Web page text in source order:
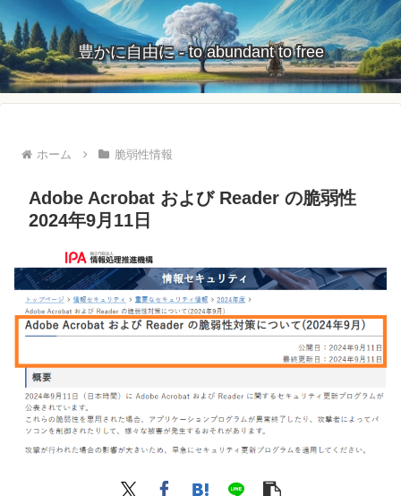
豊かに自由に - to abundant to free
ホーム 脆弱性情報
Adobe Acrobat および Reader の脆弱性
2024年9月11日